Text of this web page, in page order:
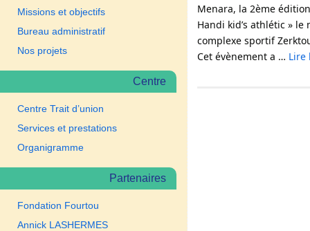
Menara, la 2ème
Handi kid’s athlétic »
complexe sportif
Cet évènement a … Lire
Missions et objectifs
Bureau administratif
Nos projets
Centre
Centre Trait d’union
Services et prestations
Organigramme
Partenaires
Fondation Fourtou
Annick LASHERMES